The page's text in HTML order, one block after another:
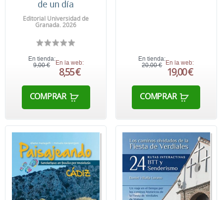
de un día
Editorial Universidad de
Granada. 2026
En tienda:
9,00 €
En la web:
8,55 €
COMPRAR
En tienda:
20,00 € En la web:
19,00 €
COMPRAR